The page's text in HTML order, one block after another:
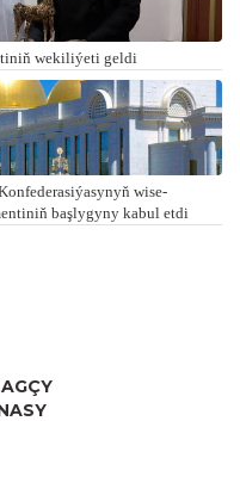
wekiliýeti geldi
wi­se-
baş­ly­gy­ny ka­bul et­di